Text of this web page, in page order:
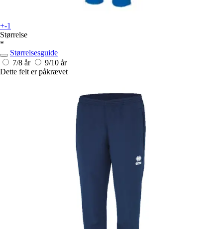
+-1
Størrelse
*
Størrelsesguide
7/8 år
9/10 år
Dette felt er påkrævet